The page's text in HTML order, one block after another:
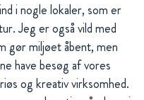
i nogle lokaler, som er
Jeg er også vild med
gør miljøet åbent, men
have besøg af vores
og kreativ virksomhed.